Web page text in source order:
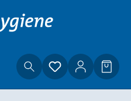
Du hast 0